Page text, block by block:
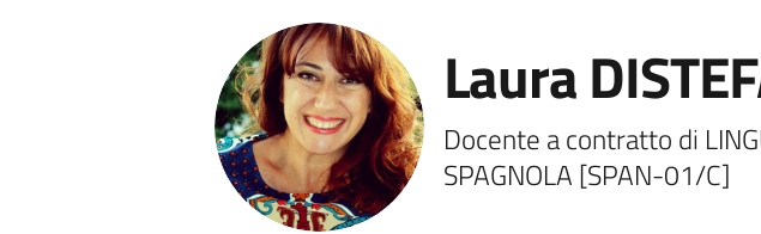
Laura
Docente a contratto di
SPAGNOLA [SPAN-01/C]